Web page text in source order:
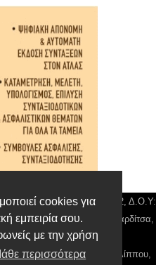
cookies για
εμπειρία σου.
με την χρήση
περισσότερα
Orion Media, ΑΦΜ: 043750542, Δ.Ο.Υ:
νση: Διάκου 10 τ.κ 43132 Καρδίτσα,
news@karditsanews.gr.
Παναγιώτης Φιλίππου,